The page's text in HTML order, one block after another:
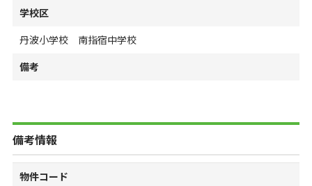
学校区
丹波小学校 南指宿中学校
備考
備考情報
物件コード